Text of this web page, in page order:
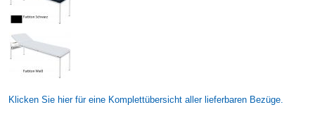
Klicken Sie hier für eine Komplettübersicht aller lieferbaren Bezüge.